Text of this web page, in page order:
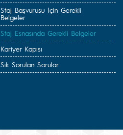
Staj Başvurusu İçin Gerekli
Belgeler
Staj Esnasında Gerekli Belgeler
Kariyer Kapısı
Sık Sorulan Sorular